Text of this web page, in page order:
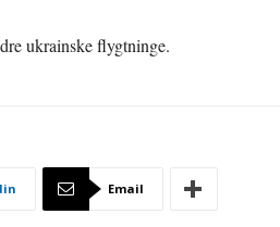
ukrainske flygtninge.
Email